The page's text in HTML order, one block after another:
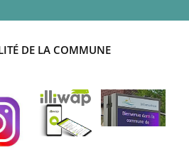
DE LA COMMUNE